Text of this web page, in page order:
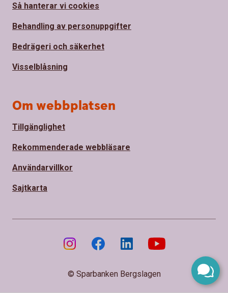
Så hanterar vi cookies
Behandling av personuppgifter
Bedrägeri och säkerhet
Visselblåsning
Om webbplatsen
Tillgänglighet
Rekommenderade webbläsare
Användarvillkor
Sajtkarta
© Sparbanken Bergslagen